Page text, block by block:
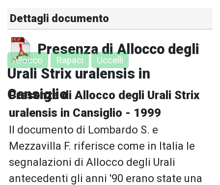
Dettagli documento
Presenza di Allocco degli
Urali Strix uralensis in
Cansiglio
Allocco Rapaci Uccelli
Presenza di Allocco degli Urali Strix
uralensis in Cansiglio - 1999
Il documento di Lombardo S. e
Mezzavilla F. riferisce come in Italia le
segnalazioni di Allocco degli Urali
antecedenti gli anni '90 erano state una